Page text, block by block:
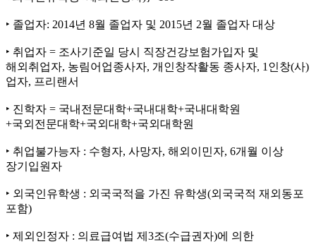
‣ 졸업자: 2014년 8월 졸업자 및 2015년 2월 졸업자 대상
‣ 취업자 = 조사기준일 당시 직장건강보험가입자 및
해외취업자, 농림어업종사자, 개인창작활동 종사자, 1인창(사)
업자, 프리랜서
‣ 진학자 = 국내전문대학+국내대학+국내대학원
+국외전문대학+국외대학+국외대학원
‣ 취업불가능자 : 수형자, 사망자, 해외이민자, 6개월 이상
장기입원자
‣ 외국인유학생 : 외국국적을 가진 유학생(외국국적 재외동포
포함)
‣ 제외인정자 : 의료급여법 제3조(수급권자)에 의한